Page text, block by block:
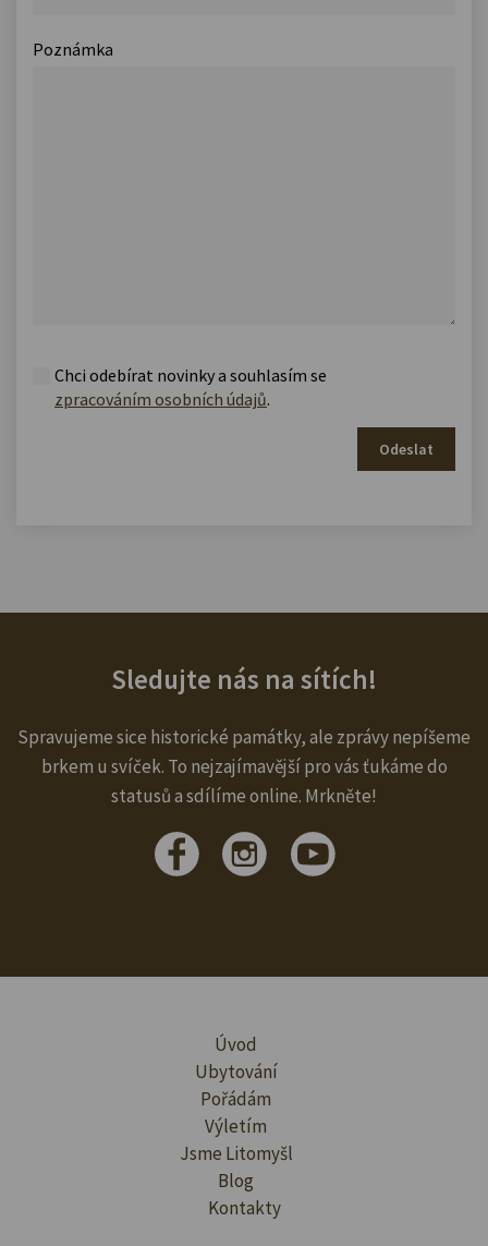
Poznámka
Chci odebírat novinky a souhlasím se
zpracováním osobních údajů.
Odeslat
Sledujte nás na sítích!
Spravujeme sice historické památky, ale zprávy nepíšeme
brkem u svíček. To nejzajímavější pro vás ťukáme do
statusů a sdílíme online. Mrkněte!
Úvod
Ubytování
Pořádám
Výletím
Jsme Litomyšl
Blog
Kontakty